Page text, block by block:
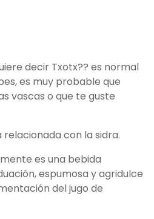
decir Txotx?? es normal
es muy probable que
vascas o que te guste
relacionada con la sidra.
es una bebida
espumosa y agridulce
del jugo de